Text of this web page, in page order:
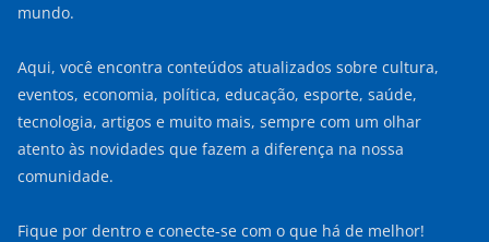
mundo.
Aqui, você encontra conteúdos atualizados sobre cultura,
eventos, economia, política, educação, esporte, saúde,
tecnologia, artigos e muito mais, sempre com um olhar
atento às novidades que fazem a diferença na nossa
comunidade.
Fique por dentro e conecte-se com o que há de melhor!